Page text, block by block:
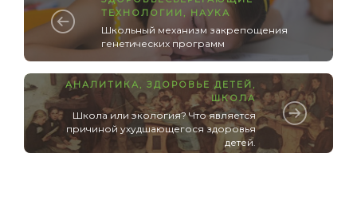
ТЕХНОЛОГИИ , НАУКА
Школьный механизм закрепощения
генетических программ
АНАЛИТИКА ЗДОРОВЬЕ ДЕТЕЙ
ШКОЛА
Школа или экология? Что является
причиной ухудшающегося здоровья
детей.